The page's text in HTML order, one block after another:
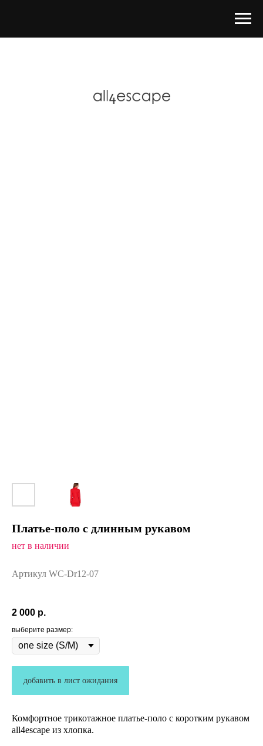
Платье-поло с длинным рукавом
нет в наличии
Артикул WC-Dr12-07
2 000 р.
выберите размер:
добавить в лист ожидания
Комфортное трикотажное платье-поло с коротким рукавом
all4escape из хлопка.